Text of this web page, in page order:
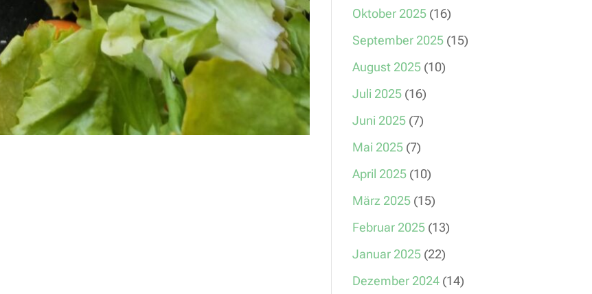
Oktober 2025(16)
September 2025(15)
August 2025(10)
Juli 2025(16)
Juni 2025(7)
Mai 2025(7)
April 2025(10)
März 2025(15)
Februar 2025(13)
Januar 2025(22)
Dezember 2024(14)